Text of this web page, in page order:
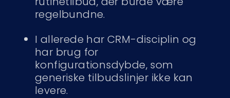
regelbundne.
I allerede har CRM-disciplin og
har brug for
konfigurationsdybde, som
generiske tilbudslinjer ikke kan
levere.